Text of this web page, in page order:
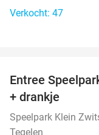
Verkocht: 47
Entree
+ drankje
Speelpark Klein
Tegelen